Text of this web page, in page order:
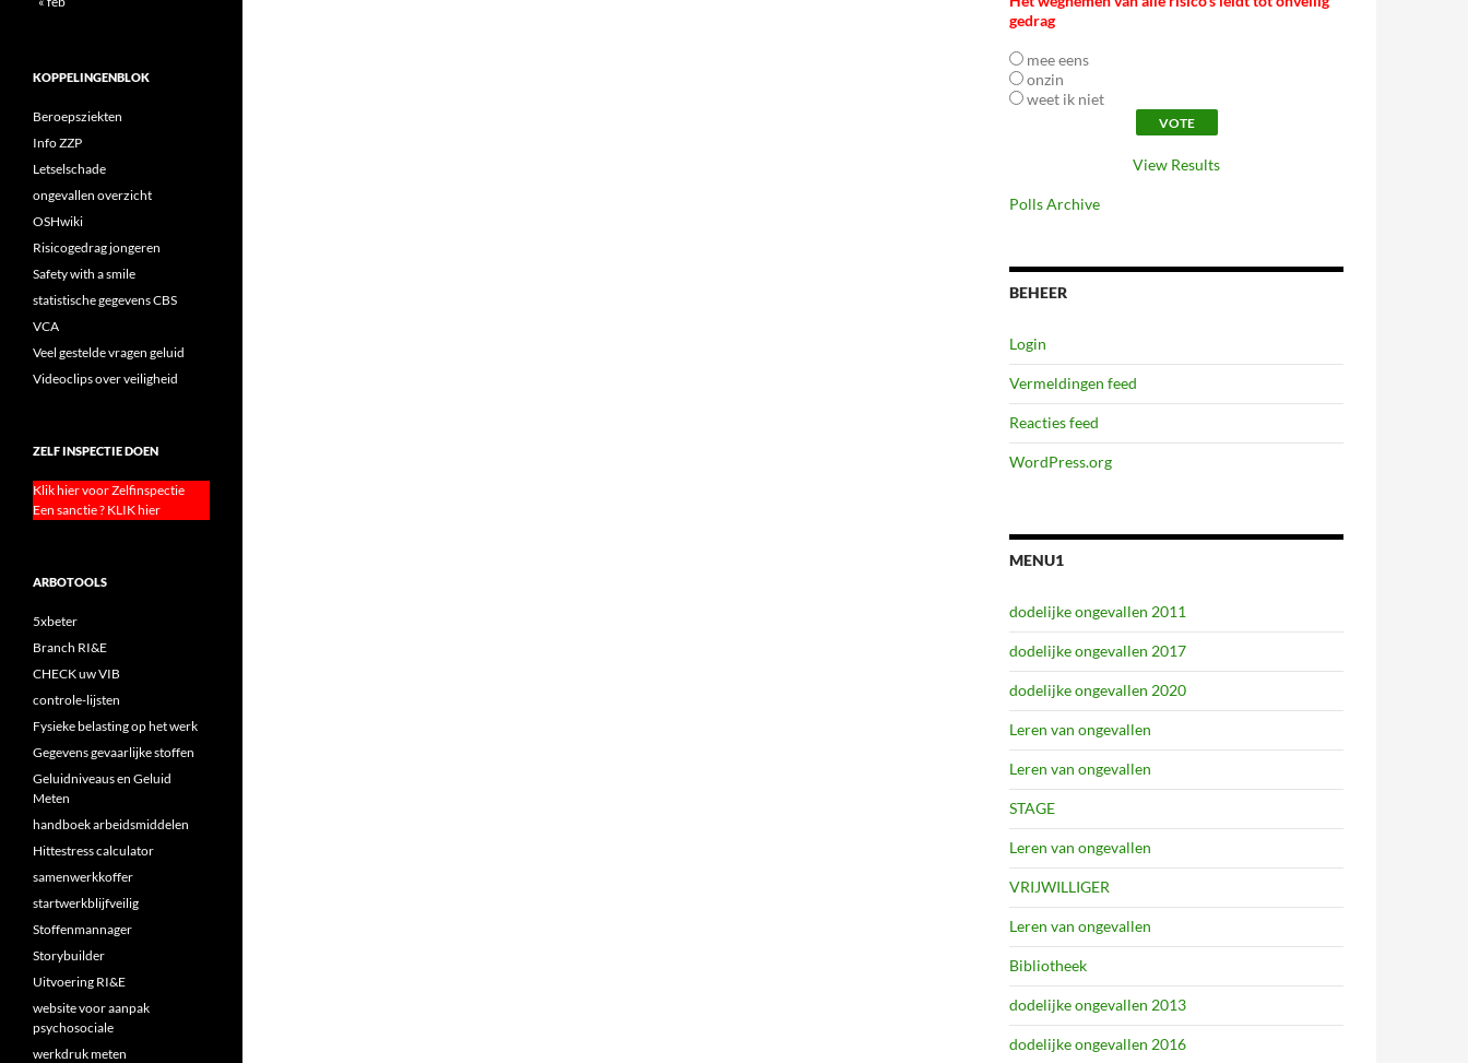
gedrag
mee eens
onzin
weet ik niet
View Results
Polls Archive
BEHEER
Login
Vermeldingen feed
Reacties feed
WordPress.org
MENU1
dodelijke ongevallen 2011
dodelijke ongevallen 2017
dodelijke ongevallen 2020
Leren van ongevallen
Leren van ongevallen
STAGE
Leren van ongevallen
VRIJWILLIGER
Leren van ongevallen
Bibliotheek
dodelijke ongevallen 2013
dodelijke ongevallen 2016
KOPPELINGENBLOK
Beroepsziekten
Info ZZP
Letselschade
ongevallen overzicht
OSHwiki
Risicogedrag jongeren
Safety with a smile
statistische gegevens CBS
VCA
Veel gestelde vragen geluid
Videoclips over veiligheid
ZELF INSPECTIE DOEN
Klik hier voor Zelfinspectie
Een sanctie ? KLIK hier
ARBOTOOLS
5xbeter
Branch RI&E
CHECK uw VIB
controle-lijsten
Fysieke belasting op het werk
Gegevens gevaarlijke stoffen
Geluidniveaus en Geluid
Meten
handboek arbeidsmiddelen
Hittestress calculator
samenwerkkoffer
startwerkblijfveilig
Stoffenmannager
Storybuilder
Uitvoering RI&E
website voor aanpak
psychosociale
werkdruk meten